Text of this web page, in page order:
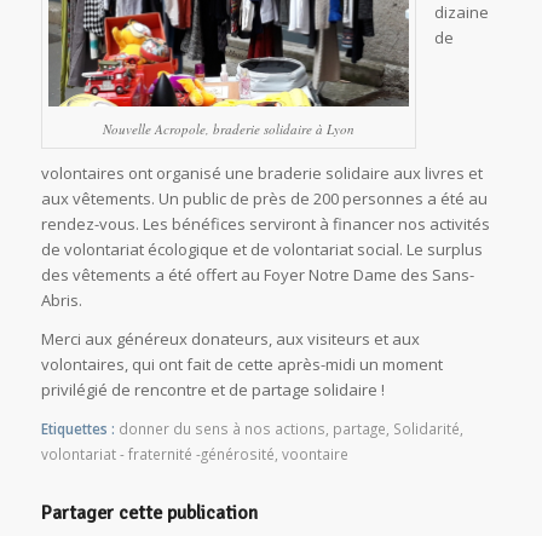
Nouvelle Acropole, braderie solidaire à Lyon
dizaine
de
volontaires ont organisé une braderie solidaire aux livres et
aux vêtements. Un public de près de 200 personnes a été au
rendez-vous. Les bénéfices serviront à financer nos activités
de volontariat écologique et de volontariat social. Le surplus
des vêtements a été offert au Foyer Notre Dame des Sans-
Abris.
Merci aux généreux donateurs, aux visiteurs et aux
volontaires, qui ont fait de cette après-midi un moment
privilégié de rencontre et de partage solidaire !
Etiquettes : donner du sens à nos actions partage Solidarité
volontariat - fraternité -générosité voontaire
Partager cette publication